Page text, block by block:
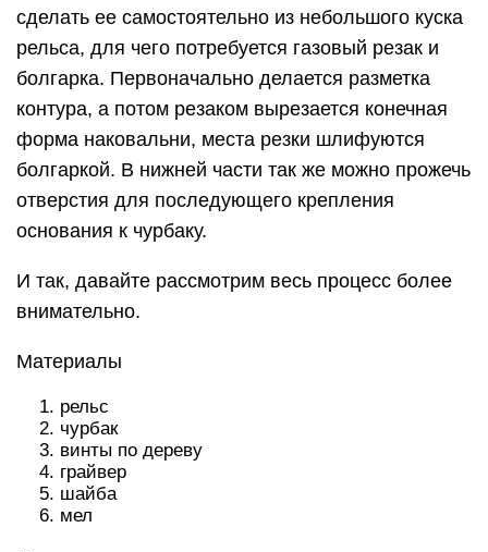
сделать ее самостоятельно из небольшого куска
рельса, для чего потребуется газовый резак и
болгарка. Первоначально делается разметка
контура, а потом резаком вырезается конечная
форма наковальни, места резки шлифуются
болгаркой. В нижней части так же можно прожечь
отверстия для последующего крепления
основания к чурбаку.
И так, давайте рассмотрим весь процесс более
внимательно.
Материалы
рельс
чурбак
винты по дереву
грайвер
шайба
мел